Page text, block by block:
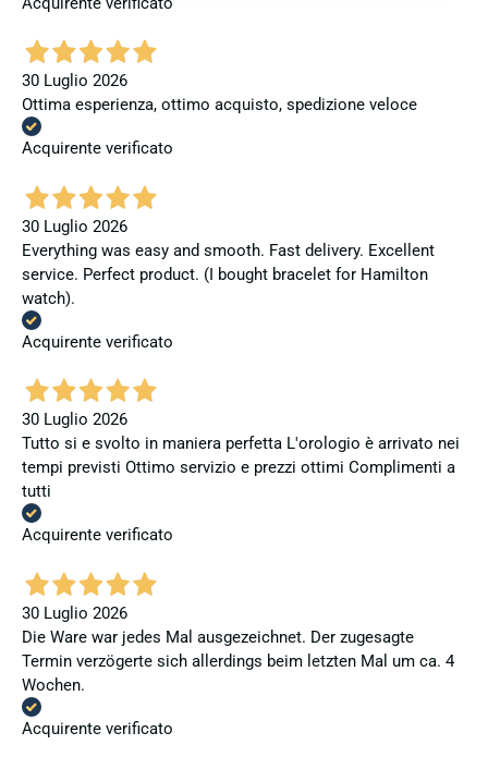
30 Luglio 2026
Ottima esperienza, ottimo acquisto, spedizione veloce
Acquirente verificato
30 Luglio 2026
Everything was easy and smooth. Fast delivery. Excellent
service. Perfect product. (I bought bracelet for Hamilton
watch).
Acquirente verificato
30 Luglio 2026
Tutto si e svolto in maniera perfetta L'orologio è arrivato nei
tempi previsti Ottimo servizio e prezzi ottimi Complimenti a
tutti
Acquirente verificato
30 Luglio 2026
Die Ware war jedes Mal ausgezeichnet. Der zugesagte
Termin verzögerte sich allerdings beim letzten Mal um ca. 4
Wochen.
Acquirente verificato